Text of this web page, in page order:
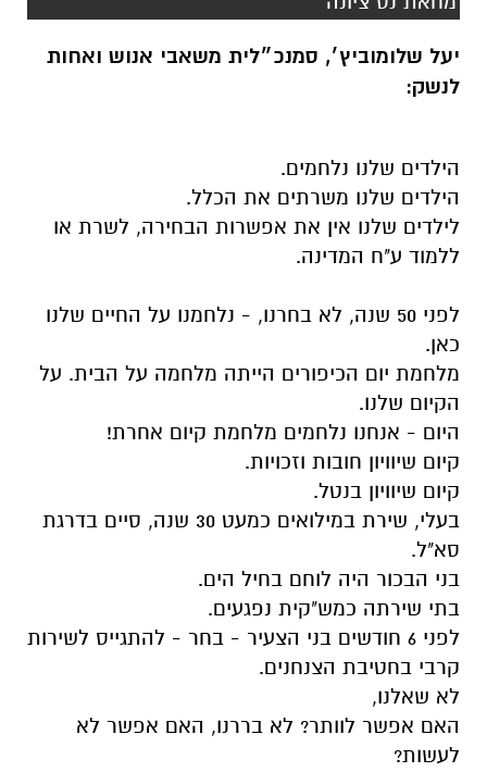
יעל שלומוביץ׳, סמנכ״לית משאבי אנוש ואחות
לנשק:
הילדים שלנו נלחמים.
הילדים שלנו משרתים את הכלל.
לילדים שלנו אין את אפשרות הבחירה, לשרת או
ללמוד ע"ח המדינה.
לפני 50 שנה, לא בחרנו, - נלחמנו על החיים שלנו
כאן.
מלחמת יום הכיפורים הייתה מלחמה על הבית. על
הקיום שלנו.
היום - אנחנו נלחמים מלחמת קיום אחרת!
קיום שיוויון חובות וזכויות.
קיום שיוויון בנטל.
בעלי, שירת במילואים כמעט 30 שנה, סיים בדרגת
סא"ל.
בני הבכור היה לוחם בחיל הים.
בתי שירתה כמש"קית נפגעים.
לפני 6 חודשים בני הצעיר - בחר - להתגייס לשירות
קרבי בחטיבת הצנחנים.
לא שאלנו,
האם אפשר לוותר? לא בררנו, האם אפשר לא
לעשות?